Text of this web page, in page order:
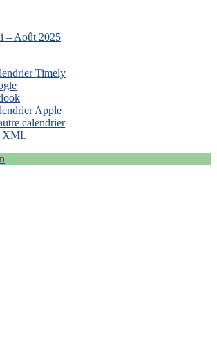
– Août 2025
Timely
Apple
calendrier
XML